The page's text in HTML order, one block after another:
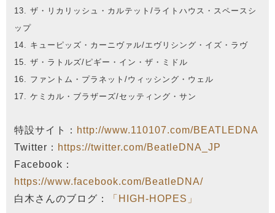
13. ザ・リカリッシュ・カルテット/ライトハウス・スペースシ
ップ
14. キューピッズ・カーニヴァル/エヴリシング・イズ・ラヴ
15. ザ・ラトルズ/ピギー・イン・ザ・ミドル
16. ファントム・プラネット/ウィッシング・ウェル
17. ケミカル・ブラザーズ/セッティング・サン
特設サイト： http://www.110107.com/BEATLEDNA
Twitter： https://twitter.com/BeatleDNA_JP
Facebook：
https://www.facebook.com/BeatleDNA/
白木さんのブログ：
「HIGH-HOPES」